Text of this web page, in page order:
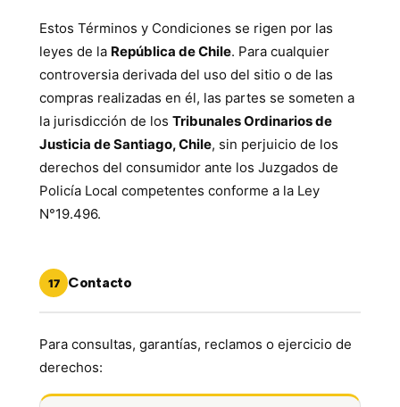
Estos Términos y Condiciones se rigen por las
leyes de la República de Chile. Para cualquier
controversia derivada del uso del sitio o de las
compras realizadas en él, las partes se someten a
la jurisdicción de los Tribunales Ordinarios de
Justicia de Santiago, Chile, sin perjuicio de los
derechos del consumidor ante los Juzgados de
Policía Local competentes conforme a la Ley
N°19.496.
17 Contacto
Para consultas, garantías, reclamos o ejercicio de
derechos: